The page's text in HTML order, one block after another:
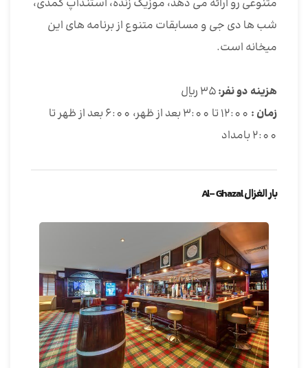
متنوعی رو ارائه می دهد، موزیک زنده، استندآپ کمدی،
شب ها دی جی و مسابقات متنوع از برنامه های این
میخانه است.
هزینه دو نفر:35 ریال
زمان :
12:00 تا 3:00 بعد از ظهر، 6:00 بعد از ظهر تا
2:00 بامداد
بار الغزال Al- Ghazal